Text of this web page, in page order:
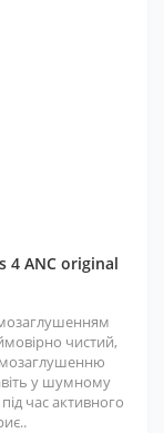
4 ANC original
чистий,
у шумному
час активного